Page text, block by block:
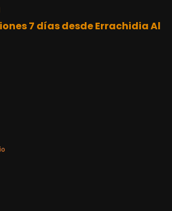
7 días desde Errachidia Al